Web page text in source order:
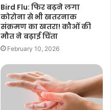
Bird Flu: फिर बढ़ने लगा
कोरोना से भी खतरनाक
संक्रमण का खतरा! कौओं की
मौत ने बढ़ाई चिंता
February 10, 2026